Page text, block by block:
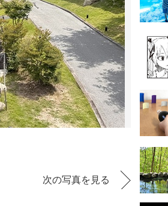
次の写真を見る